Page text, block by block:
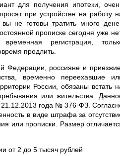
для получения ипотеки,
при устройстве на работу
не готовы тратить много
прописке сегодня уже
регистрация,
продлить.
Федерации, россияне и
временно переехавшие
России, обязаны встать
или жительства.
года № 376-ФЗ.
в виде штрафа за
или прописки. Размер
от 2 до 5 тысяч рублей